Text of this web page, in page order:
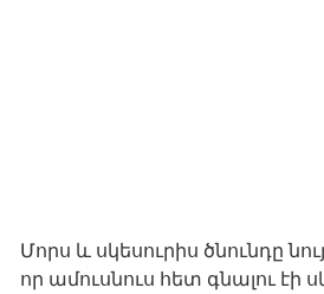
Մորս և սկեսուրիս ծնունդը
որ ամուսնուս հետ գնալու էի